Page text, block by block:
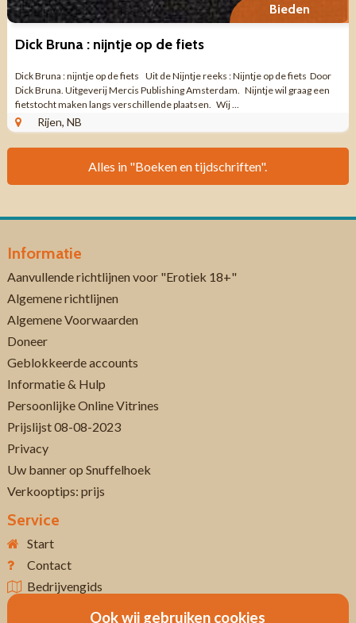
Bieden
Dick Bruna : nijntje op de fiets
Dick Bruna : nijntje op de fiets Uit de Nijntje reeks : Nijntje op de fiets Door
Dick Bruna. Uitgeverij Mercis Publishing Amsterdam. Nijntje wil graag een
fietstocht maken langs verschillende plaatsen. Wij ...
Rijen, NB
Alles in "Boeken en tijdschriften".
Informatie
Aanvullende richtlijnen voor "Erotiek 18+"
Algemene richtlijnen
Algemene Voorwaarden
Doneer
Geblokkeerde accounts
Informatie & Hulp
Persoonlijke Online Vitrines
Prijslijst 08-08-2023
Privacy
Uw banner op Snuffelhoek
Verkooptips: prijs
Service
Start
Contact
Bedrijvengids
Ook wij gebruiken cookies